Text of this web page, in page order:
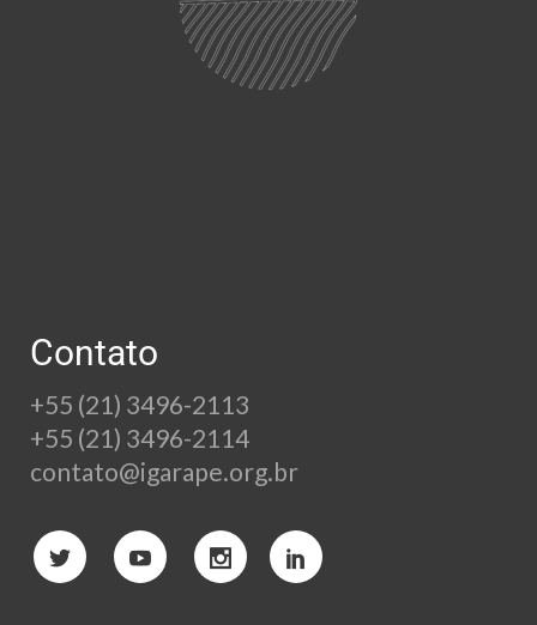
Contato
+55 (21) 3496-2113
+55 (21) 3496-2114
contato@igarape.org.br